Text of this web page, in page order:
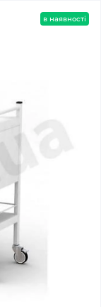
в наявності